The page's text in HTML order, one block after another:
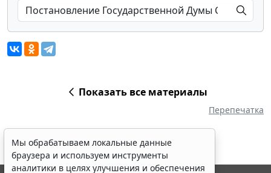
Показать все материалы
Перепечатка
Мы обрабатываем локальные данные
браузера и используем инструменты
аналитики в целях улучшения и обеспечения